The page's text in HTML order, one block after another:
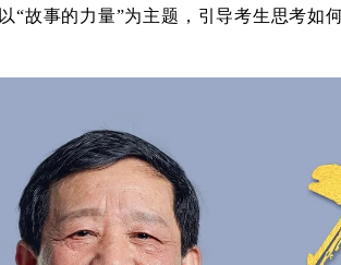
以“故事的力量”为主题，引导考生思考如